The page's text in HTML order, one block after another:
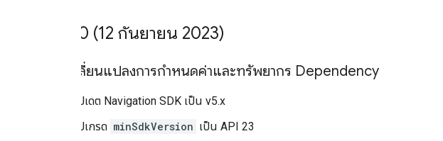
0 (12 กันยายน 2023)
การเปลี่ยนแปลงการกำหนดค่าและทรัพยากร Dependency
อัปเดต Navigation SDK เป็น v5.x
อัปเกรด minSdkVersion เป็น API 23